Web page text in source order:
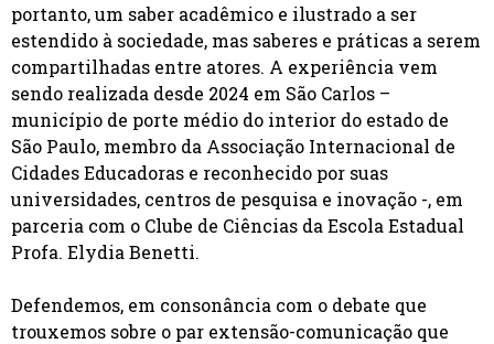
portanto, um saber acadêmico e ilustrado a ser
estendido à sociedade, mas saberes e práticas a serem
compartilhadas entre atores. A experiência vem
sendo realizada desde 2024 em São Carlos –
município de porte médio do interior do estado de
São Paulo, membro da Associação Internacional de
Cidades Educadoras e reconhecido por suas
universidades, centros de pesquisa e inovação -, em
parceria com o Clube de Ciências da Escola Estadual
Profa. Elydia Benetti.
Defendemos, em consonância com o debate que
trouxemos sobre o par extensão-comunicação que